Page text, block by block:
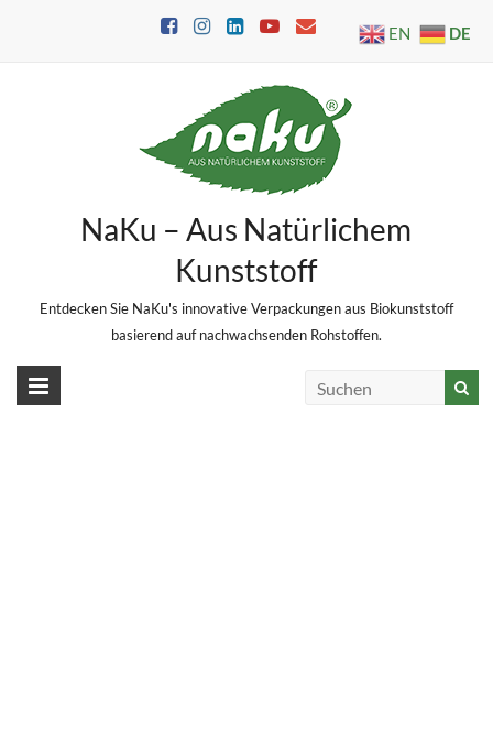
NaKu – Aus Natürlichem
Kunststoff
Entdecken Sie NaKu's innovative Verpackungen aus Biokunststoff
basierend auf nachwachsenden Rohstoffen.
EN DE